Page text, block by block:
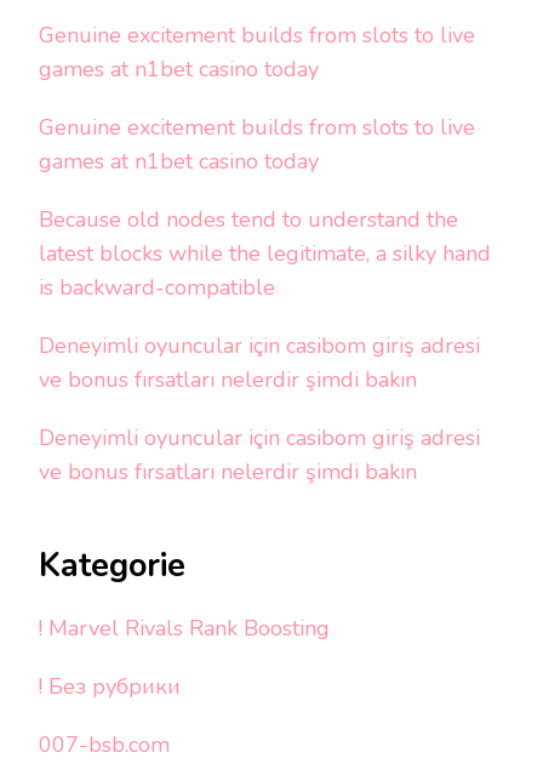
Genuine excitement builds from slots to live
games at n1bet casino today
Genuine excitement builds from slots to live
games at n1bet casino today
Because old nodes tend to understand the
latest blocks while the legitimate, a silky hand
is backward-compatible
Deneyimli oyuncular için casibom giriş adresi
ve bonus fırsatları nelerdir şimdi bakın
Deneyimli oyuncular için casibom giriş adresi
ve bonus fırsatları nelerdir şimdi bakın
Kategorie
! Marvel Rivals Rank Boosting
! Без рубрики
007-bsb.com